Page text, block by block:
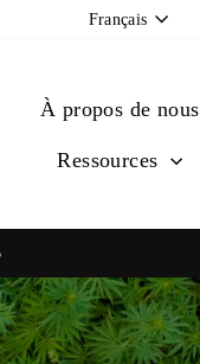
Langue
Français
À propos de nous
Ressources